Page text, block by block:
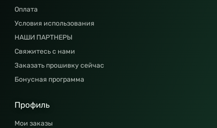
Оплата
Условия использования
НАШИ ПАРТНЕРЫ
Свяжитесь с нами
Заказать прошивку сейчас
Бонусная программа
Профиль
Мои заказы